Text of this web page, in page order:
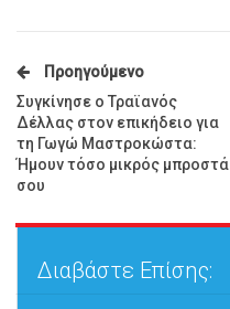
Προηγούμενο
Συγκίνησε ο Τραϊανός
Δέλλας στον επικήδειο για
τη Γωγώ Μαστροκώστα:
Ήμουν τόσο μικρός μπροστά
σου
Διαβάστε Επίσης: